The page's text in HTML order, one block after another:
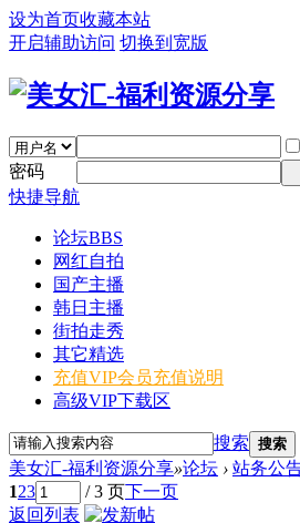
设为首页收藏本站
开启辅助访问 切换到宽版
密码
快捷导航
论坛BBS
网红自拍
国产主播
韩日主播
街拍走秀
其它精选
充值VIP会员充值说明
高级VIP下载区
搜索 搜索
美女汇-福利资源分享»论坛 › 站务公
123 / 3 页下一页
返回列表